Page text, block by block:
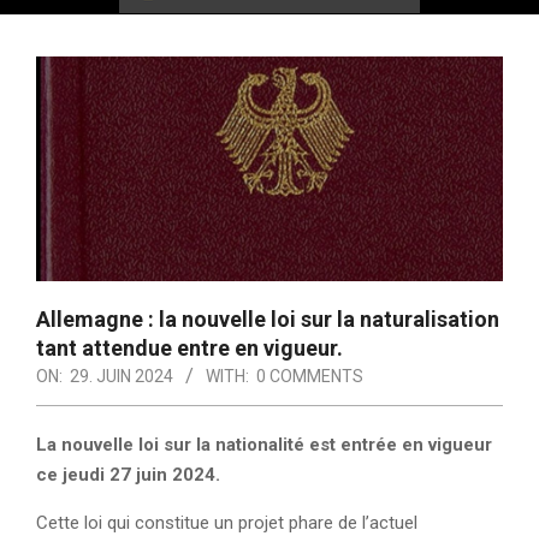
Allemagne : la nouvelle loi sur la naturalisation
tant attendue entre en vigueur.
ON: 29. JUIN 2024 WITH: 0 COMMENTS
La nouvelle loi sur la nationalité est entrée en vigueur
ce jeudi 27 juin 2024.
Cette loi qui constitue un projet phare de l’actuel